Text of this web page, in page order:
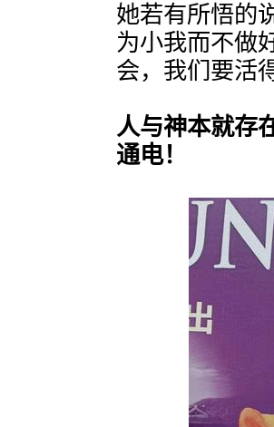
她若有所悟的
为小我而不做
会，我们要活
人与神本就存
通电！